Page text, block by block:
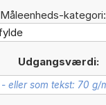
Måleenheds-kategori:
Udgangsværdi: